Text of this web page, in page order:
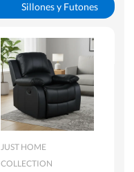
Sillones y Futones
Racks y Muebles TV
JUST HOME
COLLECTION